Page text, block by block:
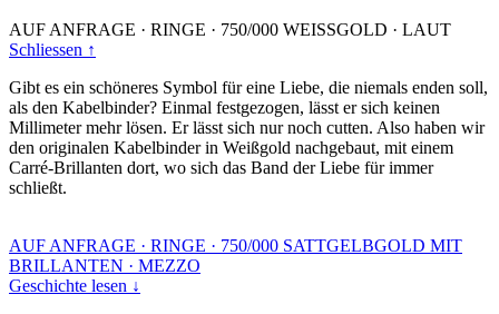
AUF ANFRAGE · RINGE · 750/000 WEISSGOLD · LAUT
Schliessen ↑
Gibt es ein schöneres Symbol für eine Liebe, die niemals enden soll,
als den Kabelbinder? Einmal festgezogen, lässt er sich keinen
Millimeter mehr lösen. Er lässt sich nur noch cutten. Also haben wir
den originalen Kabelbinder in Weißgold nachgebaut, mit einem
Carré-Brillanten dort, wo sich das Band der Liebe für immer
schließt.
AUF ANFRAGE · RINGE · 750/000 SATTGELBGOLD MIT
BRILLANTEN · MEZZO
Geschichte lesen ↓